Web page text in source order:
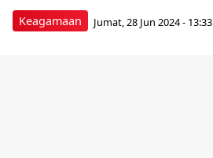
Keagamaan Jumat, 28 Jun 2024 - 13:33